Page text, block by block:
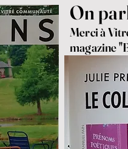
On
Merci à
magazine